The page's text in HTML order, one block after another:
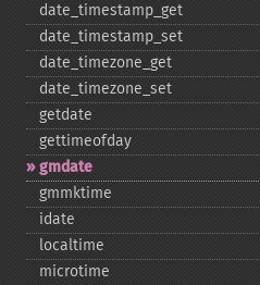
date_​timestamp_​get
date_​timestamp_​set
date_​timezone_​get
date_​timezone_​set
getdate
gettimeofday
gmdate
gmmktime
idate
localtime
microtime